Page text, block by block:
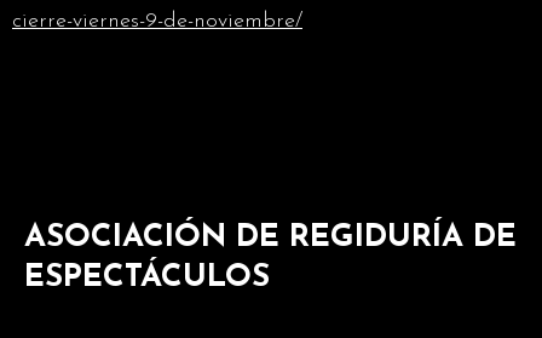
cierre-viernes-9-de-noviembre/
ASOCIACIÓN DE REGIDURÍA DE
ESPECTÁCULOS